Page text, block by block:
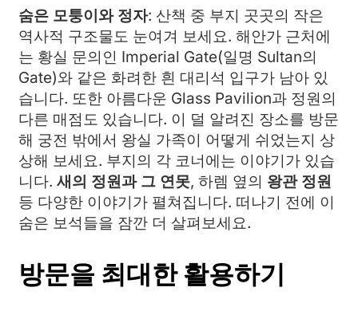
숨은 모퉁이와 정자: 산책 중 부지 곳곳의 작은
역사적 구조물도 눈여겨 보세요. 해안가 근처에
는 황실 문의인 Imperial Gate(일명 Sultan의
Gate)와 같은 화려한 흰 대리석 입구가 남아 있
습니다. 또한 아름다운 Glass Pavilion과 정원의
다른 매점도 있습니다. 이 덜 알려진 장소를 방문
해 궁전 밖에서 왕실 가족이 어떻게 쉬었는지 상
상해 보세요. 부지의 각 코너에는 이야기가 있습
니다. 새의 정원과 그 연못, 하렘 옆의 왕관 정원
등 다양한 이야기가 펼쳐집니다. 떠나기 전에 이
숨은 보석들을 잠깐 더 살펴보세요.
방문을 최대한 활용하기